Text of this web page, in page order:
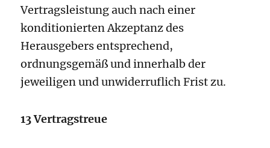
Vertragsleistung auch nach einer
konditionierten Akzeptanz des
Herausgebers entsprechend,
ordnungsgemäß und innerhalb der
jeweiligen und unwiderruflich Frist zu.
13 Vertragstreue